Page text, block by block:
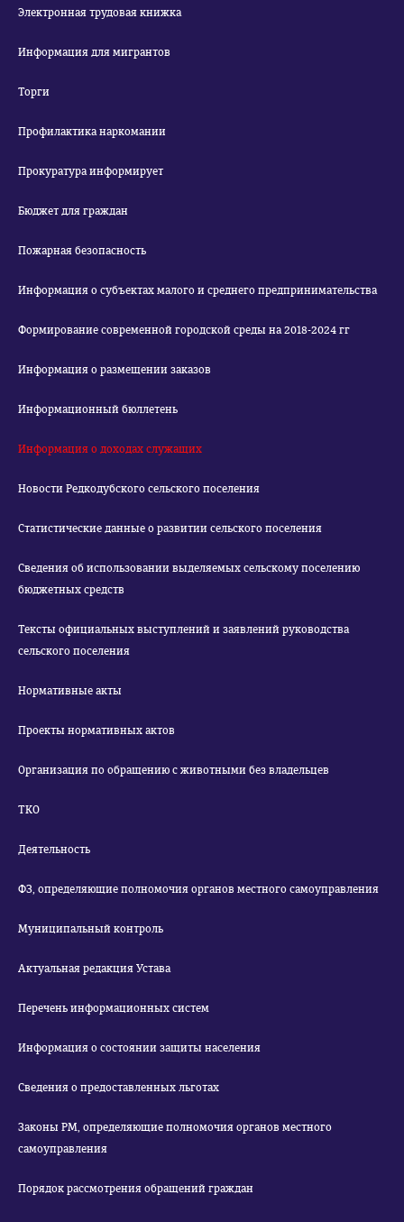
Электронная трудовая книжка
Информация для мигрантов
Торги
Профилактика наркомании
Прокуратура информирует
Бюджет для граждан
Пожарная безопасность
Информация о субъектах малого и среднего предпринимательства
Формирование современной городской среды на 2018-2024 гг
Информация о размещении заказов
Информационный бюллетень
Информация о доходах служащих
Новости Редкодубского сельского поселения
Статистические данные о развитии сельского поселения
Сведения об использовании выделяемых сельскому поселению
бюджетных средств
Тексты официальных выступлений и заявлений руководства
сельского поселения
Нормативные акты
Проекты нормативных актов
Организация по обращению с животными без владельцев
ТКО
Деятельность
ФЗ, определяющие полномочия органов местного самоуправления
Муниципальный контроль
Актуальная редакция Устава
Перечень информационных систем
Информация о состоянии защиты населения
Сведения о предоставленных льготах
Законы РМ, определяющие полномочия органов местного
самоуправления
Порядок рассмотрения обращений граждан